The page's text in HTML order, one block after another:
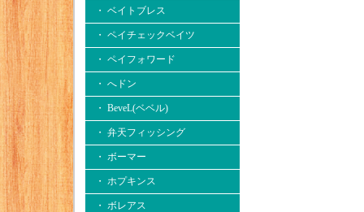
・ ベイトブレス
・ ペイチェックベイツ
・ ペイフォワード
・ へドン
・ BeveL(ベベル)
・ 弁天フィッシング
・ ボーマー
・ ホプキンス
・ ボレアス